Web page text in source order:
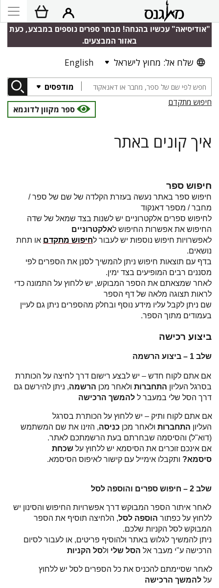
"אודיסיאה" עכשיו בהנחה! מבחר ספרים נוספים במבצע, כעת
באזור המבצעים.
שלח אל: מחוץ לישראל English
מודפסים
חיפוש מתקדם
ספר מקוון לדוגמא
איך קונים באתר
חיפוש ספר
חיפוש ספר באתר נעשה בעזרת הקלדה של שם של ספר /
מחבר / מספר דאנקוד
לחיפוש ספרים אלקטרוניים יש לשנות בצד שמאל של שדה
החיפוש את אפשרות החיפוש לאלקטרוניים
לאפשרויות חיפוש נוספות יש לעבור לחיפוש מתקדם או תחת
נושאים.
בדף עם תוצאות חיפוש ניתן להמשיך לסנן את הספרים לפי
מסננים רבים המופיעים בצד ימין.
לאחר שמצאתם את הספר המבוקש, יש ללחוץ על התמונה כדי
לראות תצוגה מלאה של דף הספר
שם ניתן לקבל עליו מידע נוסף ובחלק מהספרים ניתן גם לעיין
בעמודים מתוך הספר.
ביצוע רכישה
שלב 1 – ביצוע הרשמה
אם אתם לקוח חדש – יש לבצע רישום דרך לחיצה על הכותרת
בסרגל העליון התחברות ולאחר מכן הרשמה, ניתן להירשם גם
דרך הסל שלי במעבר ל להמשך הרכישה
אם אתם לקוח ותיק – יש ללחוץ על הכותרת בסרגל
העליון התחברות ולאחר מכן כניסה, הזינו את שם המשתמש
(דוא"ל) והסיסמה שבחרתם בעת הרשמתכם לאתר.
אם אינכם זוכרים את הסיסמא יש ללחוץ על שכחת
סיסמא? ותקבלו אימייל עם קישור לאיפוס הסיסמא.
שלב 2 – חיפוש ספרים והוספה לסל
לאחר איתור הספר המבוקש דרך אפשרויות החיפוש והסינון יש
ללחוץ על כפתור הוספה לסל, הלחיצה תוסיף את הספר
המבוקש לסל הקניות שלכם.
ניתן להמשיך לגלוש באתר ולהוסיף פריטים, או לעבור לסיום
הרכישה ע"י מעבר אל הסל שלי ולסל הקניות
לאחר שסיימתם להכניס את כל הספרים לסל יש ללחוץ
על להמשך הרכישה